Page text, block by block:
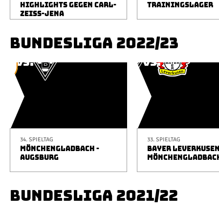
HIGHLIGHTS GEGEN CARL-
ZEISS-JENA
TRAININGSLAGER
BUNDESLIGA 2022/23
34. SPIELTAG
MÖNCHENGLADBACH -
AUGSBURG
33. SPIELTAG
BAYER
BUNDESLIGA 2021/22